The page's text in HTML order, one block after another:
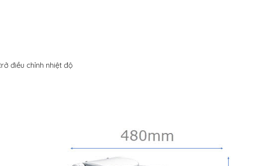
điều chỉnh nhiệt độ